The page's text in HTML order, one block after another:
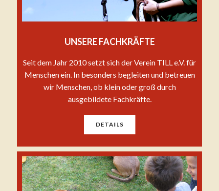
UNSERE FACHKRÄFTE
Seit dem Jahr 2010 setzt sich der Verein TILL e.V. für
Menschen ein. In besonders begleiten und betreuen
wir Menschen, ob klein oder groß durch
ausgebildete Fachkräfte.
DETAILS